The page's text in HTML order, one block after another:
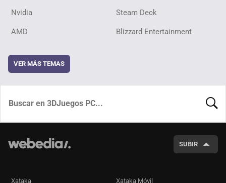
Nvidia Steam Deck
AMD Blizzard Entertainment
VER MÁS TEMAS
SUBIR
Xataka Xataka Móvil